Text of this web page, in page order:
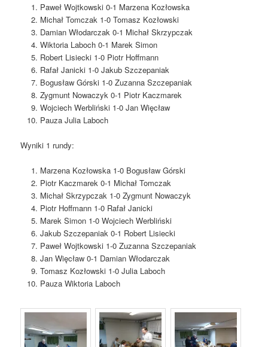
Paweł Wojtkowski 0-1 Marzena Kozłowska
Michał Tomczak 1-0 Tomasz Kozłowski
Damian Włodarczak 0-1 Michał Skrzypczak
Wiktoria Laboch 0-1 Marek Simon
Robert Lisiecki 1-0 Piotr Hoffmann
Rafał Janicki 1-0 Jakub Szczepaniak
Bogusław Górski 1-0 Zuzanna Szczepaniak
Zygmunt Nowaczyk 0-1 Piotr Kaczmarek
Wojciech Werbliński 1-0 Jan Więcław
Pauza Julia Laboch
Wyniki 1 rundy:
Marzena Kozłowska 1-0 Bogusław Górski
Piotr Kaczmarek 0-1 Michał Tomczak
Michał Skrzypczak 1-0 Zygmunt Nowaczyk
Piotr Hoffmann 1-0 Rafał Janicki
Marek Simon 1-0 Wojciech Werbliński
Jakub Szczepaniak 0-1 Robert Lisiecki
Paweł Wojtkowski 1-0 Zuzanna Szczepaniak
Jan Więcław 0-1 Damian Włodarczak
Tomasz Kozłowski 1-0 Julia Laboch
Pauza Wiktoria Laboch